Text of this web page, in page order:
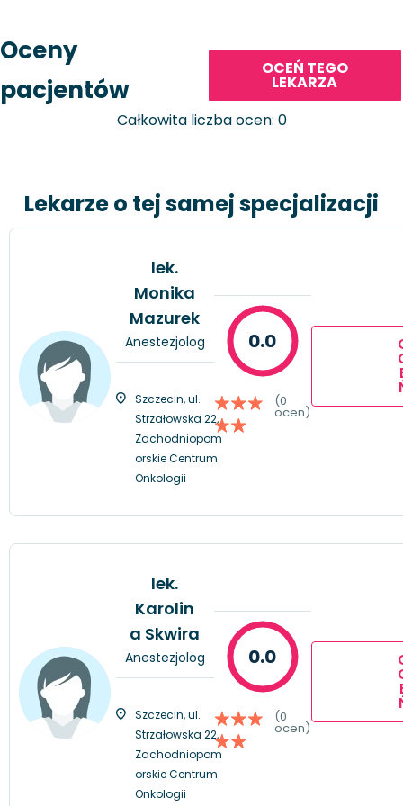
Oceny
pacjentów
OCEŃ TEGO
LEKARZA
Całkowita liczba ocen: 0
Lekarze o tej samej specjalizacji
lek.
Monika
Mazurek
Anestezjolog
Szczecin, ul.
Strzałowska 22,
Zachodniopom
orskie Centrum
Onkologii
0.0
(0
ocen)
lek.
Karolin
a Skwira
Anestezjolog
Szczecin, ul.
Strzałowska 22,
Zachodniopom
orskie Centrum
Onkologii
0.0
(0
ocen)